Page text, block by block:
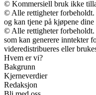
© Kommersiell bruk ikke
© Alle rettigheter forbeholdt.
og kan tjene på kjøpene
© Alle rettigheter
som kan generere inntekter
videredistribueres eller
Hvem er vi?
Bakgrunn
Kjerneverdier
Redaksjon